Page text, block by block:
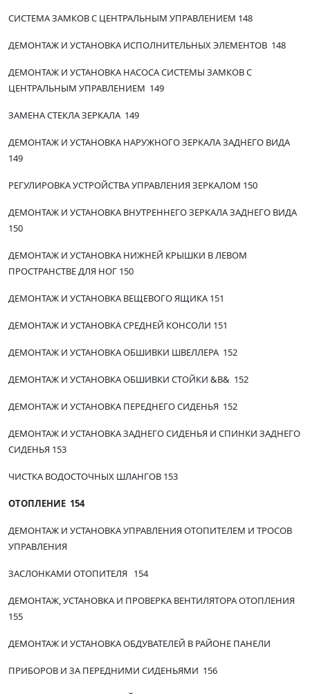
СИСТЕМА ЗАМКОВ С ЦЕНТРАЛЬНЫМ УПРАВЛЕНИЕМ 148
ДЕМОНТАЖ И УСТАНОВКА ИСПОЛНИТЕЛЬНЫХ ЭЛЕМЕНТОВ 148
ДЕМОНТАЖ И УСТАНОВКА НАСОСА СИСТЕМЫ ЗАМКОВ С
ЦЕНТРАЛЬНЫМ УПРАВЛЕНИЕМ 149
ЗАМЕНА СТЕКЛА ЗЕРКАЛА 149
ДЕМОНТАЖ И УСТАНОВКА НАРУЖНОГО ЗЕРКАЛА ЗАДНЕГО ВИДА
149
РЕГУЛИРОВКА УСТРОЙСТВА УПРАВЛЕНИЯ ЗЕРКАЛОМ 150
ДЕМОНТАЖ И УСТАНОВКА ВНУТРЕННЕГО ЗЕРКАЛА ЗАДНЕГО ВИДА
150
ДЕМОНТАЖ И УСТАНОВКА НИЖНЕЙ КРЫШКИ В ЛЕВОМ
ПРОСТРАНСТВЕ ДЛЯ НОГ 150
ДЕМОНТАЖ И УСТАНОВКА ВЕЩЕВОГО ЯЩИКА 151
ДЕМОНТАЖ И УСТАНОВКА СРЕДНЕЙ КОНСОЛИ 151
ДЕМОНТАЖ И УСТАНОВКА ОБШИВКИ ШВЕЛЛЕРА 152
ДЕМОНТАЖ И УСТАНОВКА ОБШИВКИ СТОЙКИ &В& 152
ДЕМОНТАЖ И УСТАНОВКА ПЕРЕДНЕГО СИДЕНЬЯ 152
ДЕМОНТАЖ И УСТАНОВКА ЗАДНЕГО СИДЕНЬЯ И СПИНКИ ЗАДНЕГО
СИДЕНЬЯ 153
ЧИСТКА ВОДОСТОЧНЫХ ШЛАНГОВ 153
ОТОПЛЕНИЕ 154
ДЕМОНТАЖ И УСТАНОВКА УПРАВЛЕНИЯ ОТОПИТЕЛЕМ И ТРОСОВ
УПРАВЛЕНИЯ
ЗАСЛОНКАМИ ОТОПИТЕЛЯ 154
ДЕМОНТАЖ, УСТАНОВКА И ПРОВЕРКА ВЕНТИЛЯТОРА ОТОПЛЕНИЯ
155
ДЕМОНТАЖ И УСТАНОВКА ОБДУВАТЕЛЕЙ В РАЙОНЕ ПАНЕЛИ
ПРИБОРОВ И ЗА ПЕРЕДНИМИ СИДЕНЬЯМИ 156